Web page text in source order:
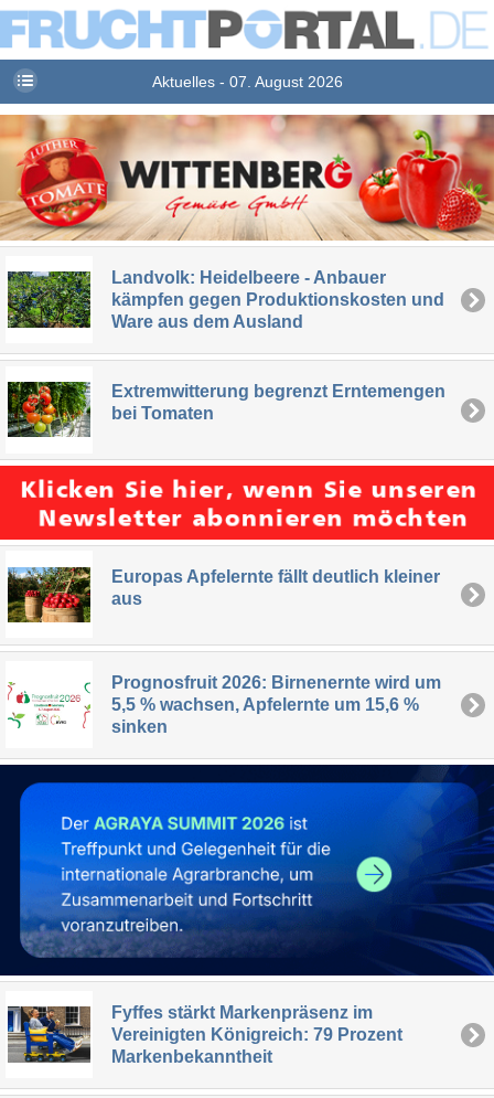
Aktuelles - 07. August 2026
Landvolk: Heidelbeere - Anbauer
kämpfen gegen Produktionskosten und
Ware aus dem Ausland
Extremwitterung begrenzt Erntemengen
bei Tomaten
Europas Apfelernte fällt deutlich kleiner
aus
Prognosfruit 2026: Birnenernte wird um
5,5 % wachsen, Apfelernte um 15,6 %
sinken
Fyffes stärkt Markenpräsenz im
Vereinigten Königreich: 79 Prozent
Markenbekanntheit